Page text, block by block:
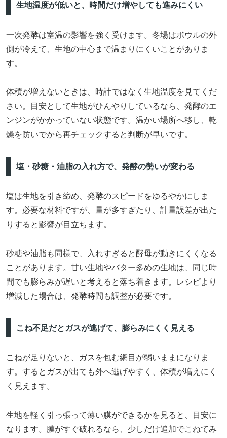
生地温度が低いと、時間だけ増やしても進みにくい
一次発酵は室温の影響を強く受けます。冬場はボウルの外
側が冷えて、生地の中心まで温まりにくいことがありま
す。
体積が増えないときは、時計ではなく生地温度を見てくだ
さい。目安として生地がひんやりしているなら、発酵のエ
ンジンがかかっていない状態です。温かい場所へ移し、乾
燥を防いでから再チェックすると判断が早いです。
塩・砂糖・油脂の入れ方で、発酵の勢いが変わる
塩は生地を引き締め、発酵のスピードをゆるやかにしま
す。必要な材料ですが、量が多すぎたり、計量誤差が出た
りすると影響が目立ちます。
砂糖や油脂も同様で、入れすぎると酵母が動きにくくなる
ことがあります。甘い生地やバター多めの生地は、同じ時
間でも膨らみが遅いと考えると落ち着きます。レシピより
増減した場合は、発酵時間も調整が必要です。
こね不足だとガスが逃げて、膨らみにくく見える
こねが足りないと、ガスを包む網目が弱いままになりま
す。するとガスが出ても外へ逃げやすく、体積が増えにく
く見えます。
生地を軽く引っ張って薄い膜ができるかを見ると、目安に
なります。膜がすぐ破れるなら、少しだけ追加でこねてみ